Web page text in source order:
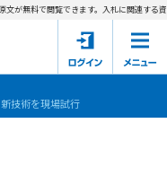
が無料で閲覧できます。入札に関連する資
技術を現場試行